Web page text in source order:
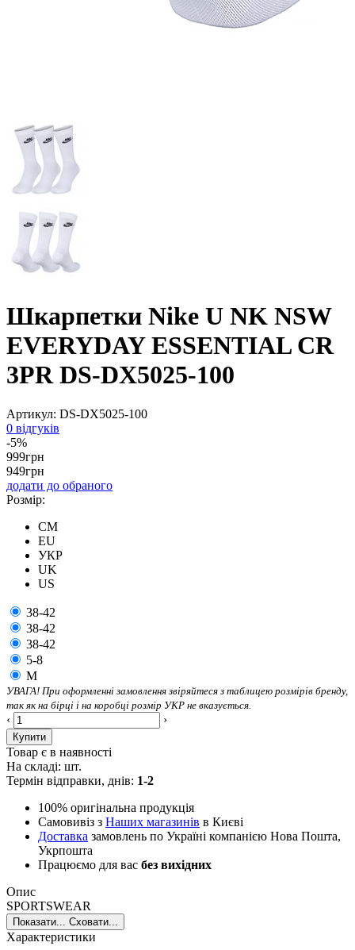
Шкарпетки Nike U NK NSW
EVERYDAY ESSENTIAL CR
3PR DS-DX5025-100
Артикул: DS-DX5025-100
0 відгуків
-5%
999грн
949грн
додати до обраного
Розмір:
CM
EU
УКР
UK
US
38-42
38-42
38-42
5-8
M
УВАГА! При оформленні замовлення звіряйтеся з таблицею розмірів бренду,
так як на бірці і на коробці розмір УКР не вказується.
‹ ›
Купити
Товар є в наявності
На складі: шт.
Термін відправки, днів: 1-2
100% оригінальна продукція
Самовивіз з Наших магазинів в Києві
Доставка замовлень по Україні компанією Нова Пошта,
Укрпошта
Працюємо для вас без вихідних
Опис
SPORTSWEAR
Показати... Сховати...
Характеристики